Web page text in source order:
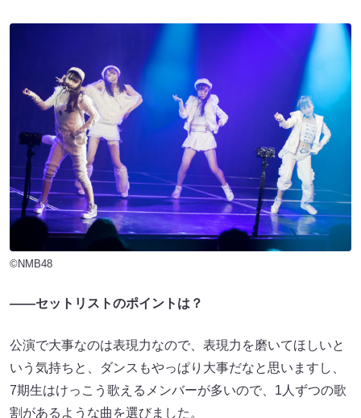
©NMB48
――セットリストのポイントは？
公演で大事なのは表現力なので、表現力を磨いてほしいと
いう気持ちと、ダンスもやっぱり大事だなと思いますし、
7期生はけっこう歌えるメンバーが多いので、1人ずつの歌
割があるような曲を選びました。